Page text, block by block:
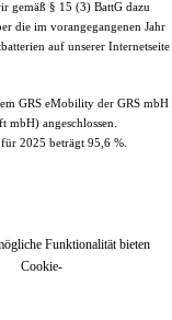
gemäß § 15 (3) BattG dazu
die im vorangegangenen Jahr
auf unserer Internetseite
GRS eMobility der GRS mbH
mbH) angeschlossen.
2025 beträgt 95,6 %.
Funktionalität bieten
Cookie-